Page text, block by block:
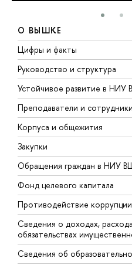
О ВЫШКЕ
Цифры и факты
Руководство и структура
Устойчивое развитие в НИУ
Преподаватели и сотрудники
Корпуса и общежития
Закупки
Обращения граждан в НИУ
Фонд целевого капитала
Противодействие коррупции
Сведения о доходах,
обязательствах
Сведения об